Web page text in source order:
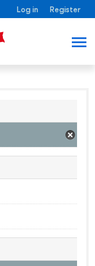
Log in Register